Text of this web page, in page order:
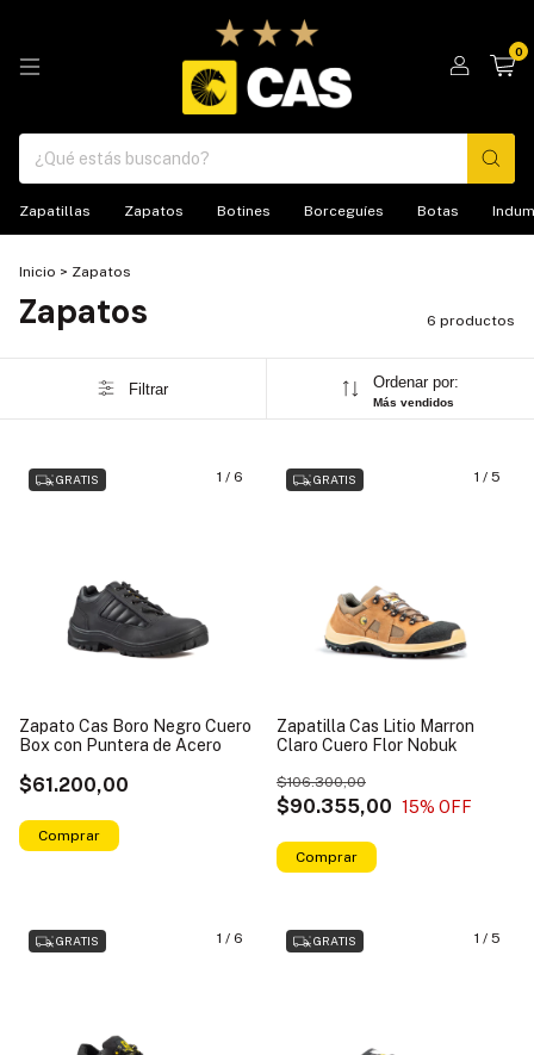
0
Zapatillas Zapatos Botines Borceguíes Botas
Inicio > Zapatos
Zapatos 6 productos
Filtrar Ordenar por:
Más vendidos
1 / 6
GRATIS
Zapato Cas Boro Negro Cuero
Box con Puntera de Acero
$61.200,00
Comprar
1 / 5
GRATIS
Zapatilla Cas Litio Marron
Claro Cuero Flor Nobuk
$90.355,00
$106.300,00
15% OFF
Comprar
1 / 6
GRATIS 1 / 5
GRATIS